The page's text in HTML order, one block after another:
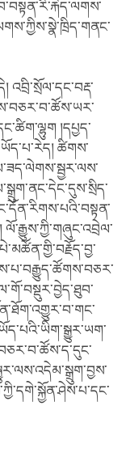
འབྲི་སྲོལ་དང་བརྡ་
།དཔྱད་
ཚིགས་
ལོ་རྒྱུས་ཀྱི་གཞུང་འབྲེལ་